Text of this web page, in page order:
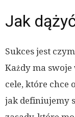
Jak
Sukces jest
Każdy ma swoje
cele, które chce
jak definiujemy